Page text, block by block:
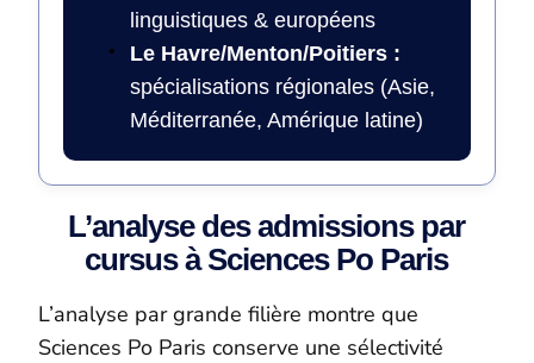
linguistiques & européens
Le Havre/Menton/Poitiers :
spécialisations régionales (Asie,
Méditerranée, Amérique latine)
L’analyse des admissions par
cursus à Sciences Po Paris
L’analyse par grande filière montre que
Sciences Po Paris conserve une sélectivité